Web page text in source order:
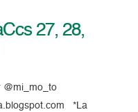
27, 28,
*La